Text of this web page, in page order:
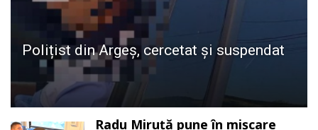
Polițist din Argeș, cercetat și suspendat
Radu Miruță pune în mișcare